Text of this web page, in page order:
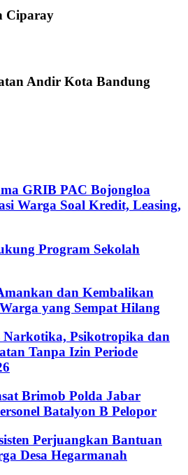
Ciparay
Andir Kota Bandung
GRIB PAC Bojongloa
Warga Soal Kredit, Leasing,
Program Sekolah
dan Kembalikan
yang Sempat Hilang
Narkotika, Psikotropika dan
Tanpa Izin Periode
Brimob Polda Jabar
Batalyon B Pelopor
Perjuangkan Bantuan
Desa Hegarmanah